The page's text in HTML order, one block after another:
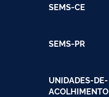
SEMS-CE
SEMS-PR
UNIDADES-DE-
ACOLHIMENTO